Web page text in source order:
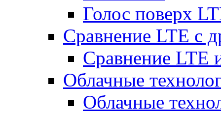
Голос поверх
Сравнение LTE с
Сравнение LTE
Облачные
Облачные